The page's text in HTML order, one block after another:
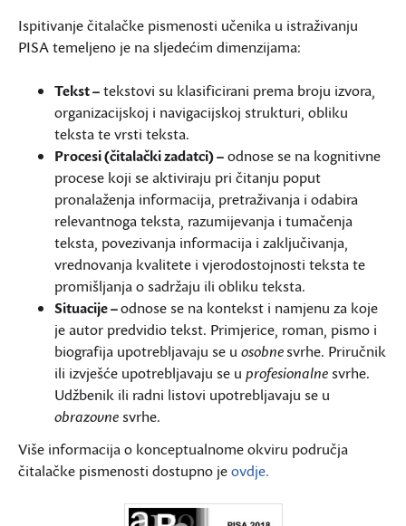
Ispitivanje čitalačke pismenosti učenika u istraživanju
PISA temeljeno je na sljedećim dimenzijama:
Tekst –tekstovi su klasificirani prema broju izvora,
organizacijskoj i navigacijskoj strukturi, obliku
teksta te vrsti teksta.
Procesi (čitalački zadatci) –odnose se na kognitivne
procese koji se aktiviraju pri čitanju poput
pronalaženja informacija, pretraživanja i odabira
relevantnoga teksta, razumijevanja i tumačenja
teksta, povezivanja informacija i zaključivanja,
vrednovanja kvalitete i vjerodostojnosti teksta te
promišljanja o sadržaju ili obliku teksta.
Situacije –odnose se na kontekst i namjenu za koje
je autor predvidio tekst. Primjerice, roman, pismo i
biografija upotrebljavaju se u osobnesvrhe. Priručnik
ili izvješće upotrebljavaju se u profesionalnesvrhe.
Udžbenik ili radni listovi upotrebljavaju se u
obrazovnesvrhe.
Više informacija o konceptualnome okviru područja
čitalačke pismenosti dostupno jeovdje.